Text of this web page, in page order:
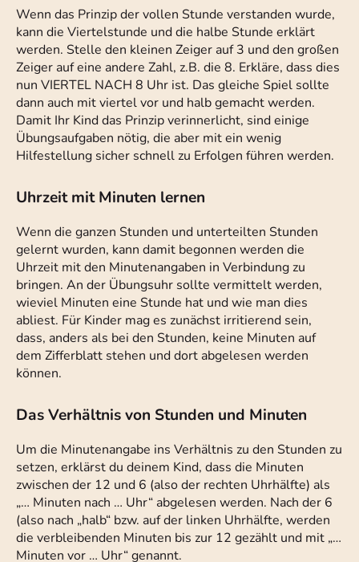
Wenn das Prinzip der vollen Stunde verstanden wurde,
kann die Viertelstunde und die halbe Stunde erklärt
werden. Stelle den kleinen Zeiger auf 3 und den großen
Zeiger auf eine andere Zahl, z.B. die 8. Erkläre, dass dies
nun VIERTEL NACH 8 Uhr ist. Das gleiche Spiel sollte
dann auch mit viertel vor und halb gemacht werden.
Damit Ihr Kind das Prinzip verinnerlicht, sind einige
Übungsaufgaben nötig, die aber mit ein wenig
Hilfestellung sicher schnell zu Erfolgen führen werden.
Uhrzeit mit Minuten lernen
Wenn die ganzen Stunden und unterteilten Stunden
gelernt wurden, kann damit begonnen werden die
Uhrzeit mit den Minutenangaben in Verbindung zu
bringen. An der Übungsuhr sollte vermittelt werden,
wieviel Minuten eine Stunde hat und wie man dies
abliest. Für Kinder mag es zunächst irritierend sein,
dass, anders als bei den Stunden, keine Minuten auf
dem Zifferblatt stehen und dort abgelesen werden
können.
Das Verhältnis von Stunden und Minuten
Um die Minutenangabe ins Verhältnis zu den Stunden zu
setzen, erklärst du deinem Kind, dass die Minuten
zwischen der 12 und 6 (also der rechten Uhrhälfte) als
„… Minuten nach … Uhr“ abgelesen werden. Nach der 6
(also nach „halb“ bzw. auf der linken Uhrhälfte, werden
die verbleibenden Minuten bis zur 12 gezählt und mit „…
Minuten vor … Uhr“ genannt.